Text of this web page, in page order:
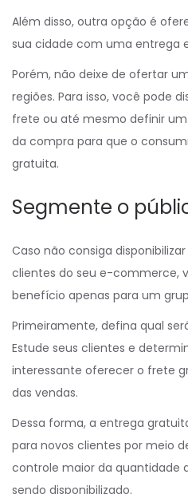
Além disso, outra opção é
sua cidade com uma entrega
Porém, não deixe de ofertar
regiões. Para isso, você pode
frete ou até mesmo definir
da compra para que o
gratuita.
Segmente o
Caso não consiga
clientes do seu e-commerce,
benefício apenas para um
Primeiramente, defina qual
Estude seus clientes e
interessante oferecer o frete
das vendas.
Dessa forma, a entrega
para novos clientes por meio
controle maior da quantidade
sendo disponibilizado.